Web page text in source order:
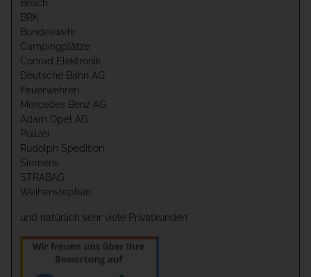
Bosch
BRK
Bundeswehr
Campingplätze
Conrad Elektronik
Deutsche Bahn AG
Feuerwehren
Mercedes Benz AG
Adam Opel AG
Polizei
Rudolph Spedition
Siemens
STRABAG
Weihenstephan
und natürlich sehr viele Privatkunden